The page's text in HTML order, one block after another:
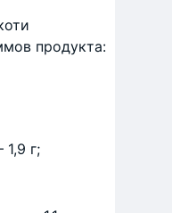
продукта:
г;